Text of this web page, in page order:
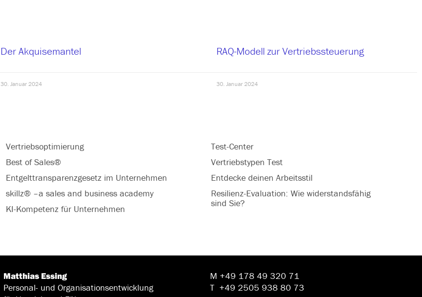
Der Akquisemantel
30. Januar 2024
RAQ-Modell zur Vertriebssteuerung
30. Januar 2024
Vertriebsoptimierung
Best of Sales®
Entgelttransparenzgesetz im Unternehmen
skillz® –a sales and business academy
KI-Kompetenz für Unternehmen
Test-Center
Vertriebstypen Test
Entdecke deinen Arbeitsstil
Resilienz-Evaluation: Wie widerstandsfähig
sind Sie?
Matthias Essing
Personal- und Organisationsentwicklung
M +49 178 49 320 71
T +49 2505 938 80 73